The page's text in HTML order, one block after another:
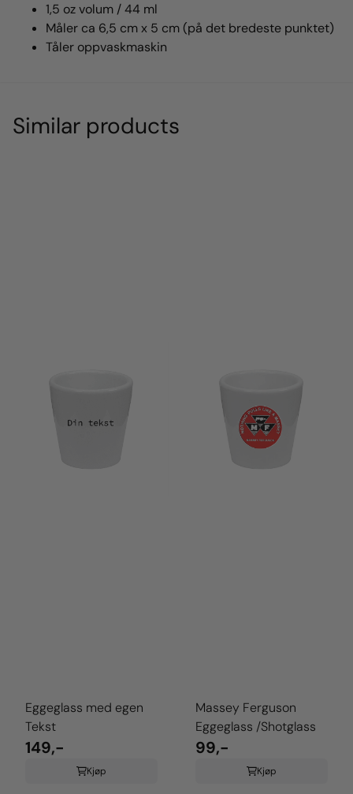
1,5 oz volum / 44 ml
Måler ca 6,5 ​​cm x 5 cm (på det bredeste punktet)
Tåler oppvaskmaskin
Similar products
Eggeglass med egen
Tekst
149,-
Kjøp
Massey Ferguson
Eggeglass /Shotglass
99,-
Kjøp